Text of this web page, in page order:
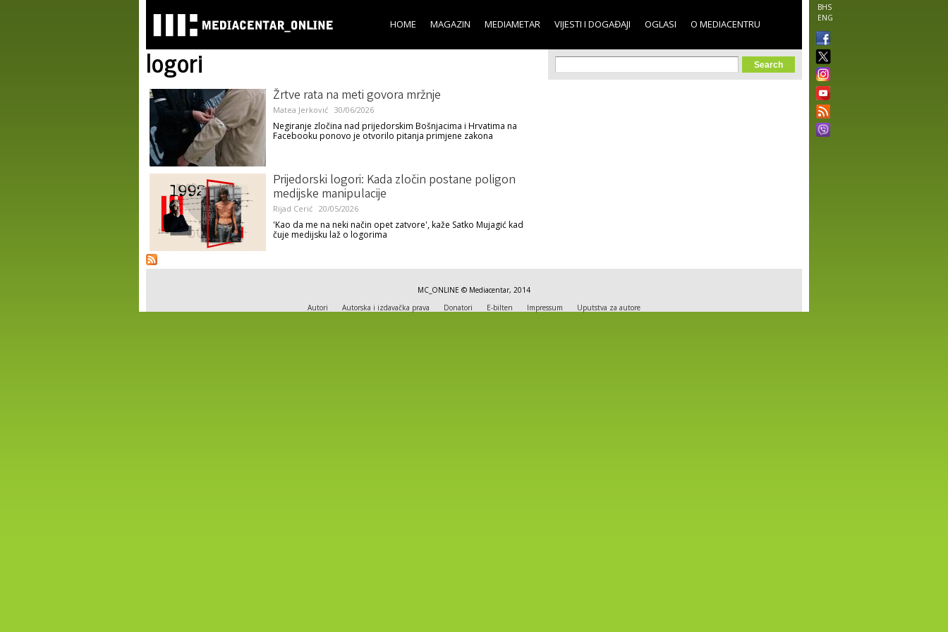
main
content
BHS
ENG
HOME MAGAZIN MEDIAMETAR VIJESTI I DOGAĐAJI OGLASI O MEDIACENTRU
logori
Žrtve rata na meti govora mržnje
Matea Jerković 30/06/2026
Negiranje zločina nad prijedorskim Bošnjacima i Hrvatima na
Facebooku ponovo je otvorilo pitanja primjene zakona
Prijedorski logori: Kada zločin postane poligon
medijske manipulacije
Rijad Cerić 20/05/2026
'Kao da me na neki način opet zatvore', kaže Satko Mujagić kad
čuje medijsku laž o logorima
Search form
Search
MC_ONLINE © Mediacentar, 2014
Autori
Autorska i izdavačka prava Donatori E-bilten Impressum Uputstva za autore